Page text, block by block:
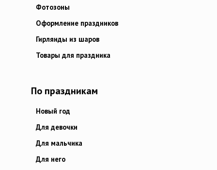
Фотозоны
Оформление праздников
Гирлянды из шаров
Товары для праздника
По праздникам
Новый год
Для девочки
Для мальчика
Для него